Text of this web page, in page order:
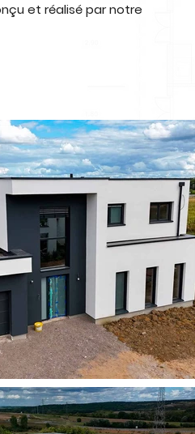
et réalisé par notre